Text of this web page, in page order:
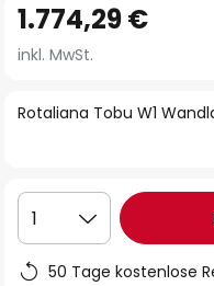
Anfang
der
springen
Rotaliana Tobu W1
1.774,29 €
inkl. MwSt.
1
50 Tage kostenlose